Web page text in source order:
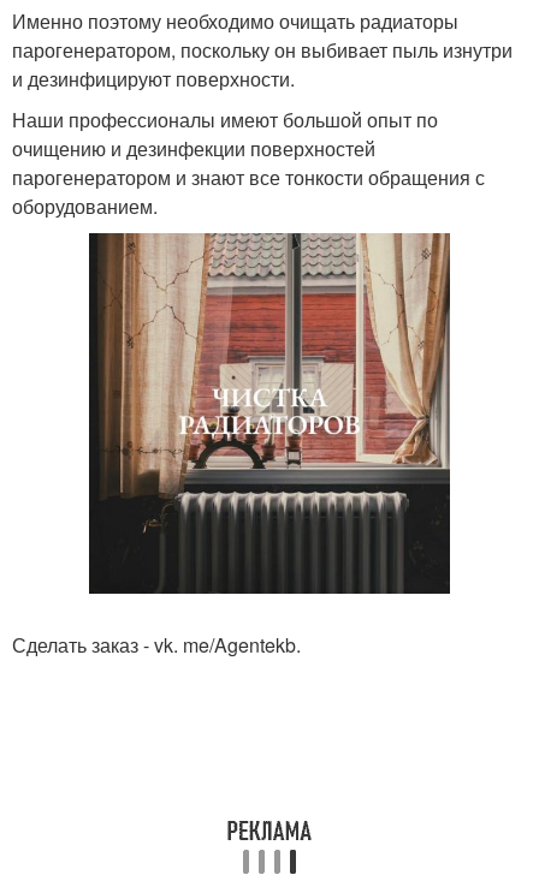
Именно поэтому необходимо очищать радиаторы
парогенератором, поскольку он выбивает пыль изнутри
и дезинфицируют поверхности.
Наши профессионалы имеют большой опыт по
очищению и дезинфекции поверхностей
парогенератором и знают все тонкости обращения с
оборудованием.
Сделать заказ - vk. me/Agentekb.